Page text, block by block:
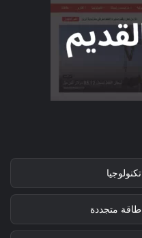
تكنولوجيا
طاقة متجددة